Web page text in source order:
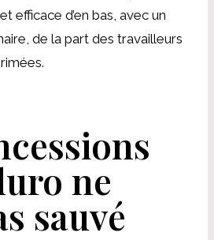
efficace d’en bas, avec un
de la part des travailleurs
ne
sauvé